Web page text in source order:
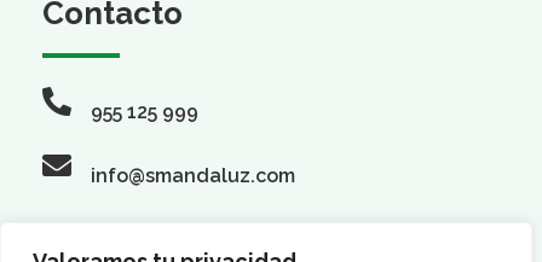
Contacto
955 125 999
info@smandaluz.com